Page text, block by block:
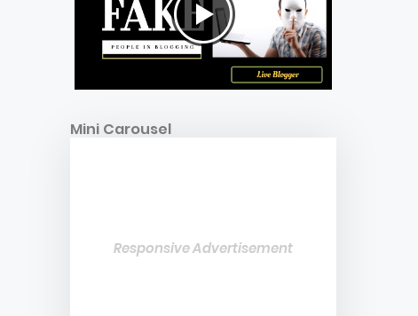
Mini Carousel
Responsive Advertisement